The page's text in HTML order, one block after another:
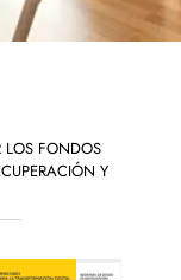
LOS FONDOS
Y